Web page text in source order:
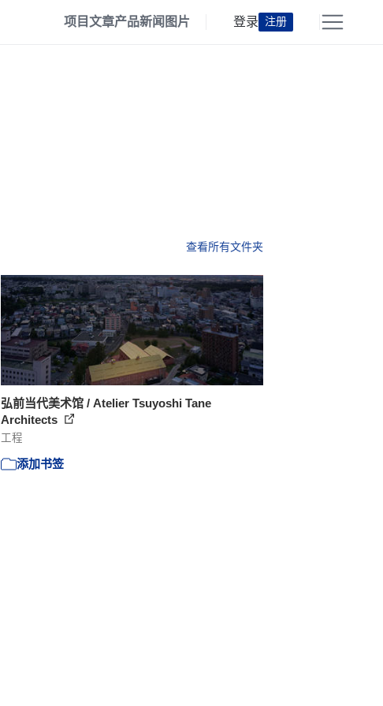
项目文章产品新闻 图片 登录 注册
查看所有文件夹
弘前当代美术馆 / Atelier Tsuyoshi Tane
Architects
工程
添加书签